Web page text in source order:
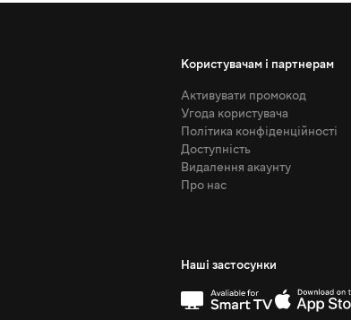
Користувачам і партнерам
Активувати промокод
Угода користувача
Політика конфіденційності
Доступність
Видалення акаунту
Про нас
Наші застосунки